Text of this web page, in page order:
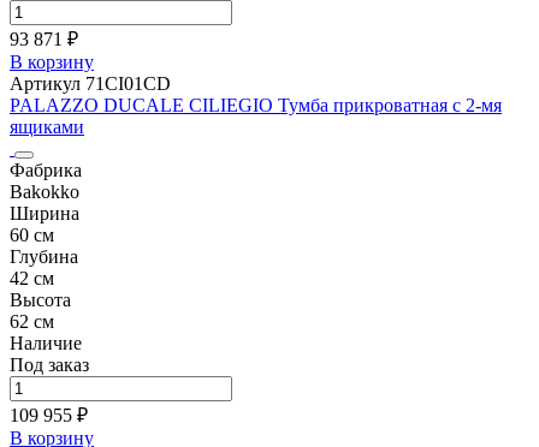
93 871 ₽
В корзину
Артикул 71CI01CD
PALAZZO DUCALE CILIEGIO Тумба прикроватная с 2-мя
ящиками
Фабрика
Bakokko
Ширина
60 см
Глубина
42 см
Высота
62 см
Наличие
Под заказ
109 955 ₽
В корзину